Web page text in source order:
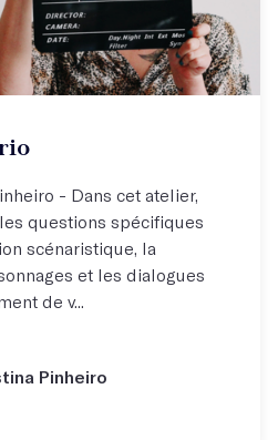
- Dans cet atelier,
questions spécifiques
scénaristique, la
et les dialogues
de v...
Pinheiro